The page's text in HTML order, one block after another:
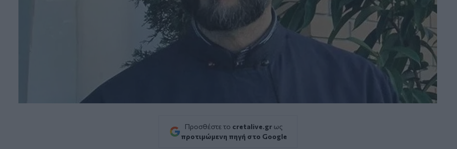
Προσθέστε το cretalive.gr ως
προτιμώμενη πηγή στο Google